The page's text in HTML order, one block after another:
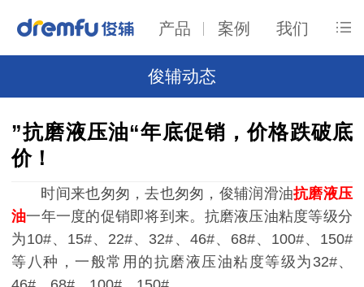
产品 案例 我们
俊辅动态
”抗磨液压油“年底促销，价格跌破底
价！
时间来也匆匆，去也匆匆，俊辅润滑油抗磨液压
油一年一度的促销即将到来。抗磨液压油粘度等级分
为10#、15#、22#、32#、46#、68#、100#、150#
等八种，一般常用的抗磨液压油粘度等级为32#、